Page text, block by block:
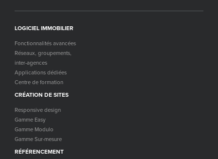
LOGICIEL IMMOBILIER
Fonctionnalités avancées
Réseaux, groupements,
inter-agences
Applications dédiées
Centre de formation
CRÉATION DE SITES
Responsive design
Gamme Easy
Gamme Modulo
Gamme Sur-mesure
RÉFÉRENCEMENT